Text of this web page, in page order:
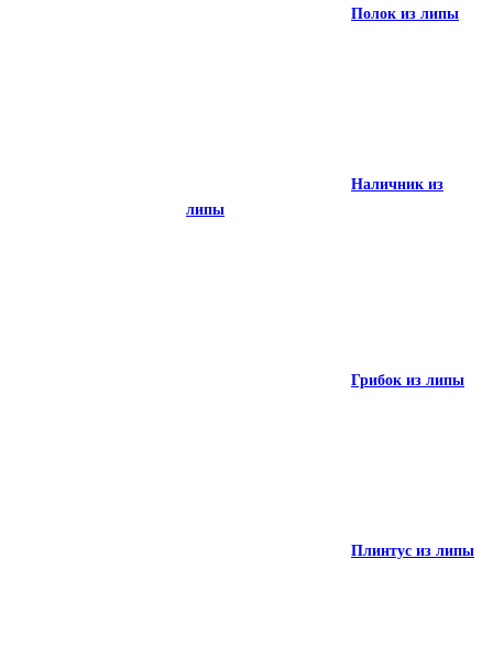
Наличник из
Полок из липы
Наличник из
липы
Грибок из липы
Плинтус из липы